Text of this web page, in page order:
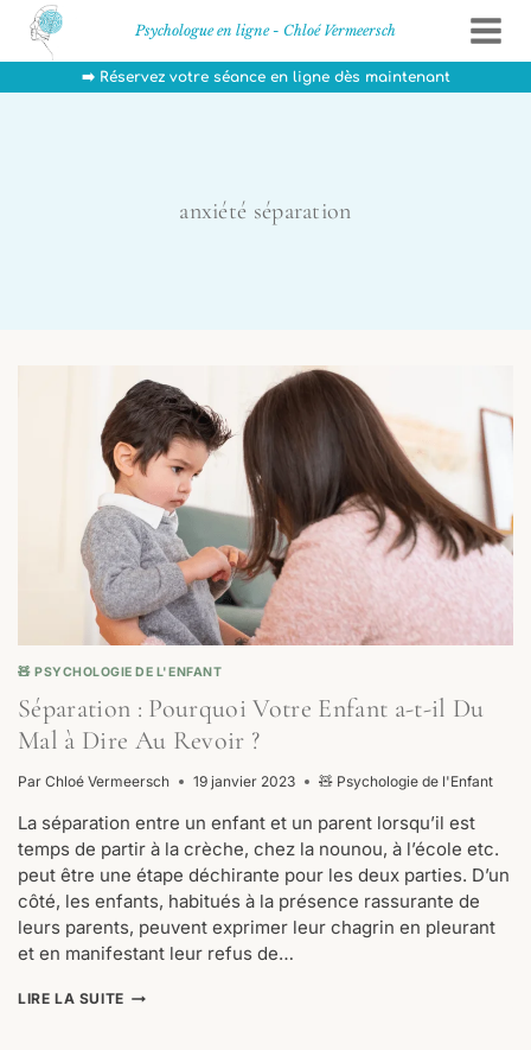
Aller
contenu
Psychologue en ligne - Chloé Vermeersch
➡️ Réservez votre séance en ligne dès maintenant
anxiété séparation
🧸 PSYCHOLOGIE DE L'ENFANT
Séparation : Pourquoi Votre Enfant a-t-il Du
Mal à Dire Au Revoir ?
Par Chloé Vermeersch 19 janvier 2023 🧸 Psychologie de l'Enfant
La séparation entre un enfant et un parent lorsqu’il est
temps de partir à la crèche, chez la nounou, à l’école etc.
peut être une étape déchirante pour les deux parties. D’un
côté, les enfants, habitués à la présence rassurante de
leurs parents, peuvent exprimer leur chagrin en pleurant
et en manifestant leur refus de…
LIRE LA SUITESÉPARATION